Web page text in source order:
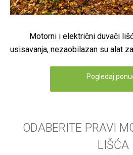
Motorni i električni duvači
usisavanja, nezaobilazan su alat
Pogledaj
ODABERITE PRAVI
LIŠĆA